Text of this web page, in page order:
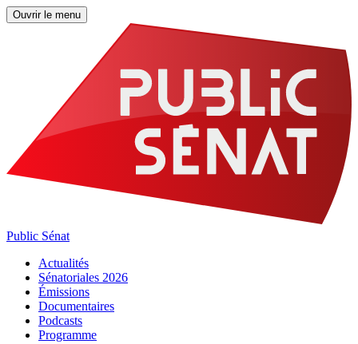
Ouvrir le menu
Public Sénat
Actualités
Sénatoriales 2026
Émissions
Documentaires
Podcasts
Programme